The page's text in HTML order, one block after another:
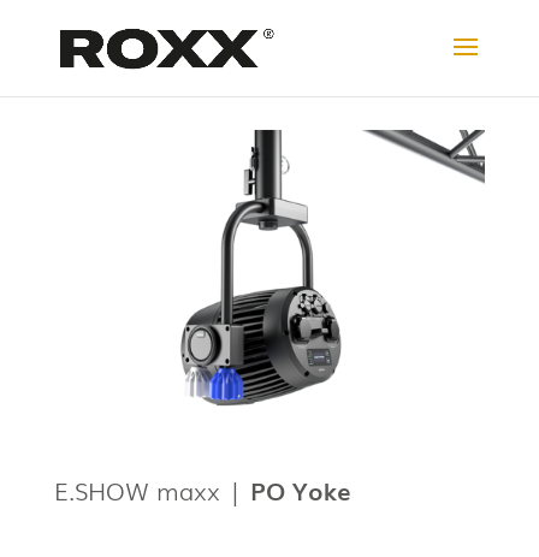
E.SHOW maxx | PO Yoke